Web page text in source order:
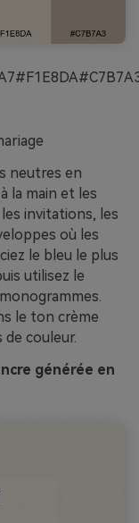
neutres en
la main et les
invitations, les
où les
le bleu le plus
utilisez le
le ton crème
couleur.
générée en